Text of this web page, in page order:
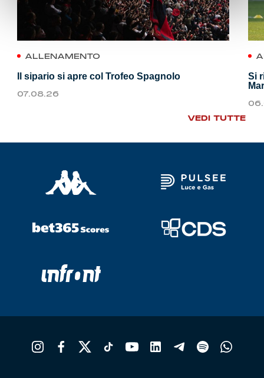
ALLENAMENTO
Il sipario si apre col Trofeo Spagnolo
07.08.26
Si
VEDI TUTTE